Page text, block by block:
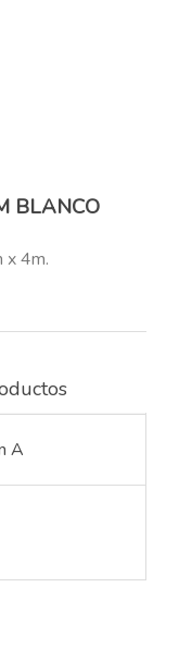
BLANCO
x 4m.
A